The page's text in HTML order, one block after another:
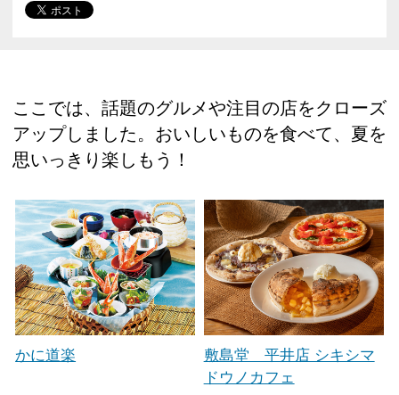
ここでは、話題のグルメや注目の店をクローズ
アップしました。おいしいものを食べて、夏を
思いっきり楽しもう！
かに道楽
敷島堂 平井店 シキシマ
ドウノカフェ